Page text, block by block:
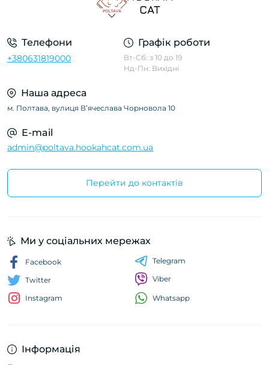
Телефони
+380631819000
Графік роботи
Вт-Сб: з 10 до 19
Нд-Пн: Вихідні
Наша адреса
м. Полтава, вулиця Вʼячеслава Чорновола 10
E-mail
admin@poltava.hookahcat.com.ua
Перейти до контактів
Інформація
Ми у соціальних мережах
Facebook
Twitter
Instagram
Telegram
Viber
Whatsapp